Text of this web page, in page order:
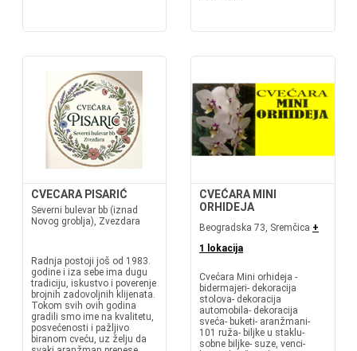
CVECARA PISARIĆ
Severni bulevar bb (iznad
Novog groblja), Zvezdara
Radnja postoji još od 1983.
godine i iza sebe ima dugu
tradiciju, iskustvo i poverenje
brojnih zadovoljnih klijenata.
Tokom svih ovih godina
gradili smo ime na kvalitetu,
posvećenosti i pažljivo
biranom cveću, uz želju da
CVEĆARA MINI
ORHIDEJA
Beogradska 73, Sremčica +
1 lokacija
Cvećara Mini orhideja -
bidermajeri- dekoracija
stolova- dekoracija
automobila- dekoracija
sveća- buketi- aranžmani-
101 ruža- biljke u staklu-
sobne biljke- suze, venci-